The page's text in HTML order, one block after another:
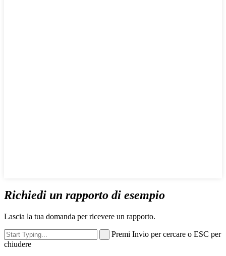
Richiedi un rapporto di esempio
Lascia la tua domanda per ricevere un rapporto.
Premi Invio per cercare o ESC per
chiudere